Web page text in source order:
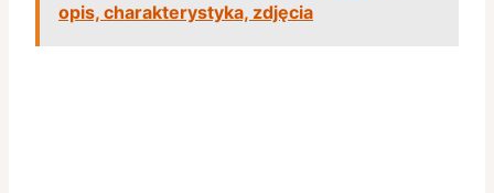
opis, charakterystyka, zdjęcia